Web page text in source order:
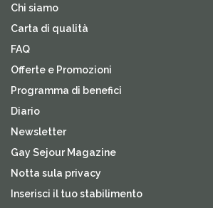
Chi siamo
Carta di qualità
FAQ
Offerte e Promozioni
Programma di benefici
Diario
Newsletter
Gay Sejour Magazine
Notta sula privacy
Inserisci il tuo stabilimento